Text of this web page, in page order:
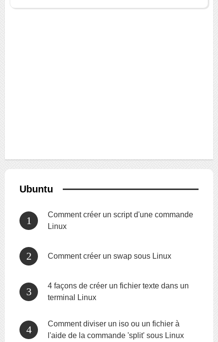
Ubuntu
Comment créer un script d'une commande
Linux
Comment créer un swap sous Linux
4 façons de créer un fichier texte dans un
terminal Linux
Comment diviser un iso ou un fichier à
l'aide de la commande 'split' sous Linux